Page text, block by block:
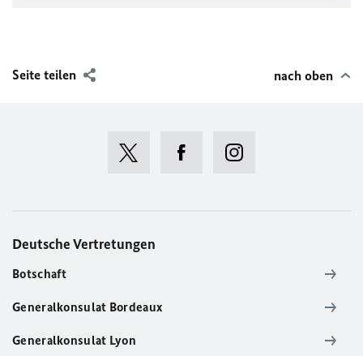
Seite teilen nach oben
Deutsche Vertretungen
Botschaft
Generalkonsulat Bordeaux
Generalkonsulat Lyon